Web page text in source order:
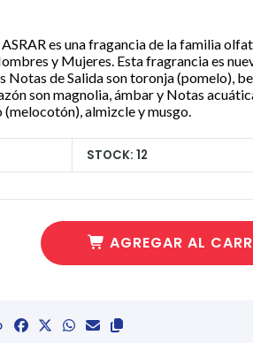
es una fragancia de la familia
y Mujeres. Esta fragrancia es
Notas de Salida son toronja (pomelo),
son magnolia, ámbar y Notas
(melocotón), almizcle y musgo.
STOCK: 12
AGREGAR AL